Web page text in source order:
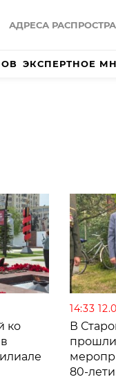
АДРЕСА
ЭКСПЕРТНОЕ
ко
14:33
В
80-